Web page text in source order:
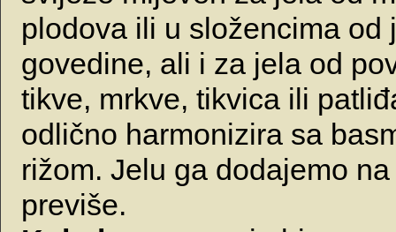
plodova ili u složencima od
govedine, ali i za jela od
tikve, mrkve, tikvica ili
odlično harmonizira sa
rižom. Jelu ga dodajemo
previše.